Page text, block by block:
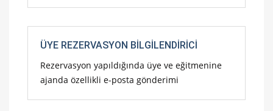
ÜYE REZERVASYON BILGILENDIRICI
Rezervasyon yapıldığında üye ve eğitmenine
ajanda özellikli e-posta gönderimi